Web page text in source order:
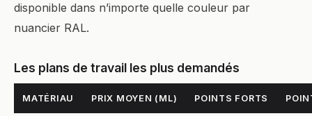
disponible dans n’importe quelle couleur par
nuancier RAL.
Les plans de travail les plus demandés
MATÉRIAU PRIX MOYEN (ML) POINTS FORTS